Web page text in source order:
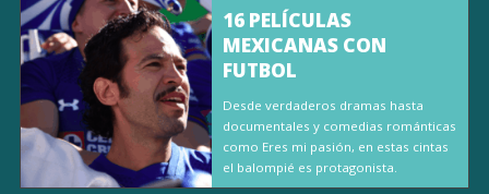
16 PELÍCULAS
MEXICANAS CON
FUTBOL
Desde verdaderos dramas hasta
documentales y comedias románticas
como Eres mi pasión, en estas cintas
el balompié es protagonista.